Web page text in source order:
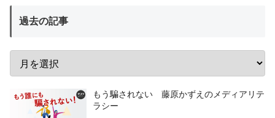
過去の記事
もう騙されない 藤原かずえのメディアリテ
ラシー